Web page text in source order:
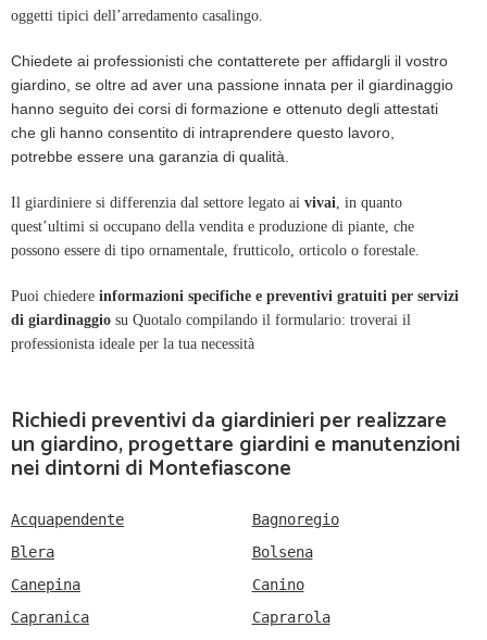
oggetti tipici dell’arredamento casalingo.
Chiedete ai professionisti che contatterete per affidargli il vostro
giardino, se oltre ad aver una passione innata per il giardinaggio
hanno seguito dei corsi di formazione e ottenuto degli attestati
che gli hanno consentito di intraprendere questo lavoro,
potrebbe essere una garanzia di qualità.
Il giardiniere si differenzia dal settore legato ai vivai, in quanto
quest’ultimi si occupano della vendita e produzione di piante, che
possono essere di tipo ornamentale, frutticolo, orticolo o forestale.
Puoi chiedere informazioni specifiche e preventivi gratuiti per servizi
di giardinaggio su Quotalo compilando il formulario: troverai il
professionista ideale per la tua necessità
Richiedi preventivi da giardinieri per realizzare
un giardino, progettare giardini e manutenzioni
nei dintorni di Montefiascone
Acquapendente
Bagnoregio
Blera
Bolsena
Canepina
Canino
Capranica
Caprarola